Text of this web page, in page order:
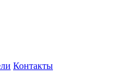
Контакты